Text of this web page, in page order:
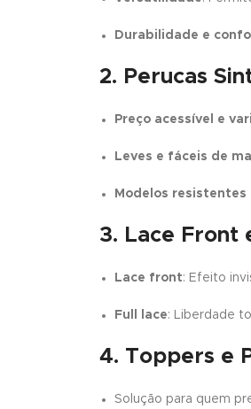
Durabilidade e
2. Perucas
Preço acessível e
Leves e fáceis de
Modelos resistentes
3. Lace Front
Lace front: Efeito
Full lace: Liberdade
4. Toppers e
Solução para quem